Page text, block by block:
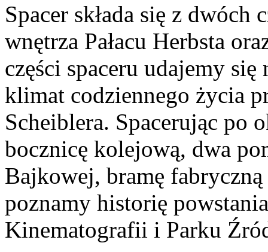
Spacer składa się z
wnętrza Pałacu Herbsta
części spaceru udajemy
klimat codziennego życia
Scheiblera. Spacerując po
bocznicę kolejową, dwa
Bajkowej, bramę
poznamy historię
Kinematografii i Parku